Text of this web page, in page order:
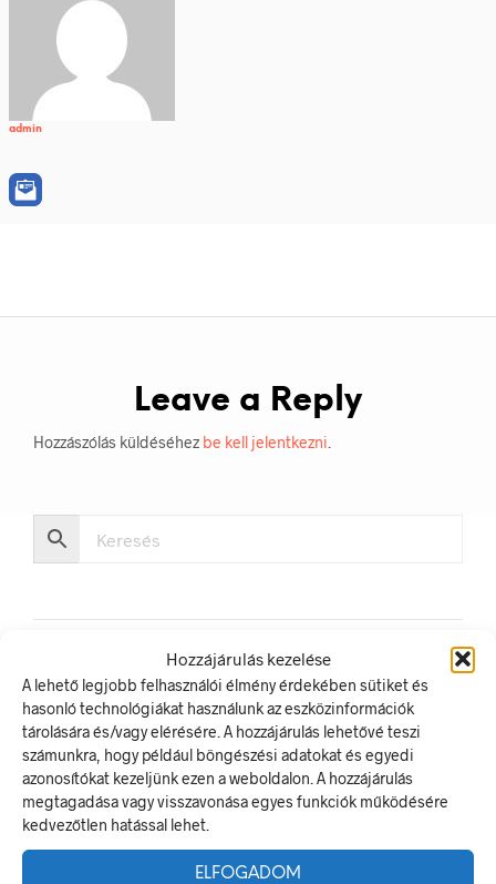
Hozzájárulás kezelése
A lehető legjobb felhasználói élmény érdekében sütiket és
hasonló technológiákat használunk az eszközinformációk
tárolására és/vagy elérésére. A hozzájárulás lehetővé teszi
számunkra, hogy például böngészési adatokat és egyedi
azonosítókat kezeljünk ezen a weboldalon. A hozzájárulás
megtagadása vagy visszavonása egyes funkciók működésére
kedvezőtlen hatással lehet.
ELFOGADOM
admin
Leave a Reply
Hozzászólás küldéséhez be kell jelentkezni
LEGUTÓBBI BEJEGYZÉSEK
Munkavédelmi Táblák És Biztonsági Jelzések – Miért
Nélkülözhetetlenek A Munkahelyen?
Jól Láthatósági Mellény: Miért Fontos, Hogyan Válaszd Ki,
És Hogyan Teheted Egyedivé?
Céges Logóval Ellátott Pólók: Az Identitás És Csapatszellem